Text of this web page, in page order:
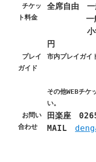
チケッ
ト料金
全席自由
小学生
円
プレイ
ガイド
市内プレイガ
ときで
その他WEBチケ
い。
お問い
合わせ
田楽座
MAIL